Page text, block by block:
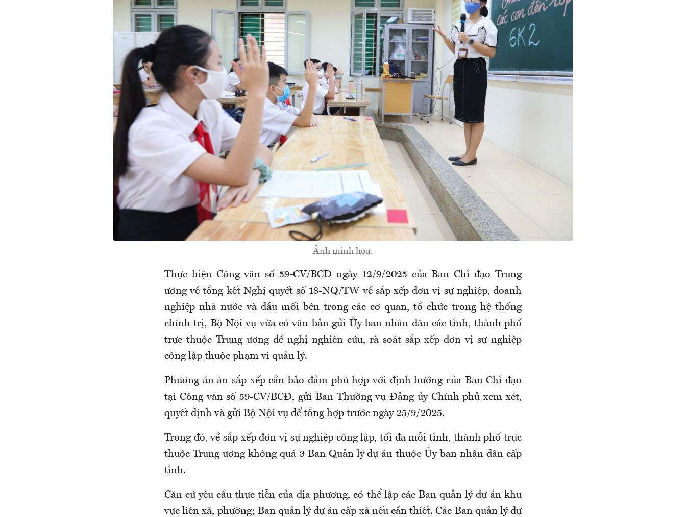
Ảnh minh họa.
Thực hiện Công văn số 59-CV/BCĐ ngày 12/9/2025 của Ban Chỉ đạo Trung
ương về tổng kết Nghị quyết số 18-NQ/TW về sắp xếp đơn vị sự nghiệp, doanh
nghiệp nhà nước và đầu mối bên trong các cơ quan, tổ chức trong hệ thống
chính trị, Bộ Nội vụ vừa có văn bản gửi Ủy ban nhân dân các tỉnh, thành phố
trực thuộc Trung ương đề nghị nghiên cứu, rà soát sắp xếp đơn vị sự nghiệp
công lập thuộc phạm vi quản lý.
Phương án án sắp xếp cần bảo đảm phù hợp với định hướng của Ban Chỉ đạo
tại Công văn số 59-CV/BCĐ, gửi Ban Thường vụ Đảng ủy Chính phủ xem xét,
quyết định và gửi Bộ Nội vụ để tổng hợp trước ngày 25/9/2025.
Trong đó, về sắp xếp đơn vị sự nghiệp công lập, tối đa mỗi tỉnh, thành phố trực
thuộc Trung ương không quá 3 Ban Quản lý dự án thuộc Ủy ban nhân dân cấp
tỉnh.
Căn cứ yêu cầu thực tiễn của địa phương, có thể lập các Ban quản lý dự án khu
vực liên xã, phường; Ban quản lý dự án cấp xã nếu cần thiết. Các Ban quản lý dự